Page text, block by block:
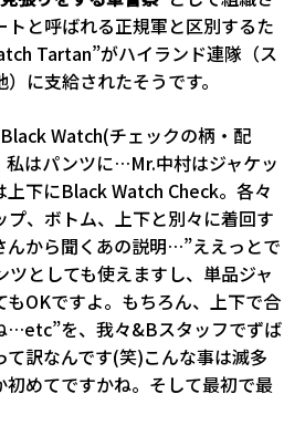
トと呼ばれる正規軍と区別するた
Tartan”がハイランド連隊（ス
に支給されたそうです。
Watch(チェックの柄・配
はパンツに…Mr.中村はジャケッ
上下にBlack Watch Check。各々
、ボトム、上下と別々に着回す
んから聞くあの説明…”ええっとで
としても使えますし、単品ジャ
もOKですよ。もちろん、上下で合
…etc”を、我々&Bスタッフでずば
て訳なんです(笑)こんな事は滅多
めてですかね。そして最初で最